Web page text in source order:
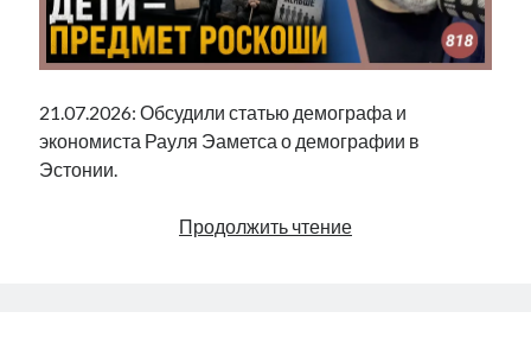
21.07.2026: Обсудили статью демографа и
экономиста Рауля Эаметса о демографии в
Эстонии.
Продолжить чтениеДети